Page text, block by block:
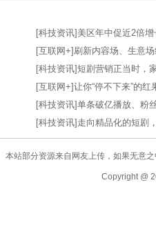
[科技资讯] 美区年中促近2倍
[互联网+] 刷新内容场、生意
[科技资讯]短剧营销正当时，
[互联网+]让你“停不下来”的
[科技资讯]单条破亿播放、粉
[科技资讯] 走向精品化的短剧
本站部分资源来自网友上传，如果无意
Copyright @